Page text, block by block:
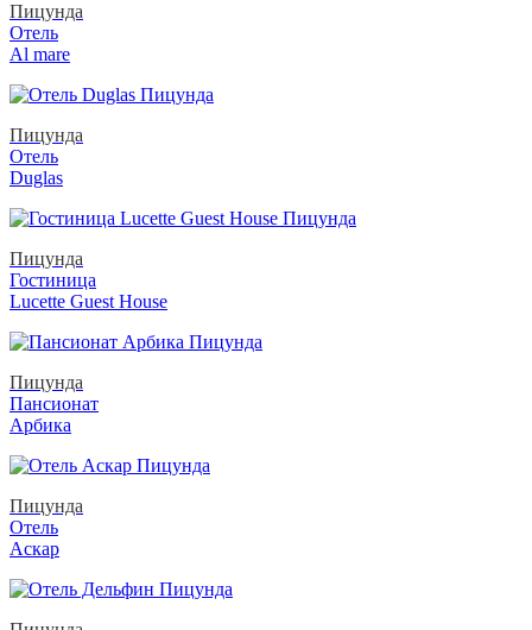
Пицунда
Отель
Al mare
Пицунда
Отель
Duglas
Пицунда
Гостиница
Lucette Guest House
Пицунда
Пансионат
Арбика
Пицунда
Отель
Аскар